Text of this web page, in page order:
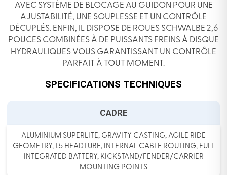
AVEC SYSTÈME DE BLOCAGE AU GUIDON POUR UNE
AJUSTABILITÉ, UNE SOUPLESSE ET UN CONTRÔLE
DÉCUPLÉS. ENFIN, IL DISPOSE DE ROUES SCHWALBE 2,6
POUCES COMBINÉES À DE PUISSANTS FREINS À DISQUE
HYDRAULIQUES VOUS GARANTISSANT UN CONTRÔLE
PARFAIT À TOUT MOMENT.
SPECIFICATIONS TECHNIQUES
CADRE
ALUMINIUM SUPERLITE, GRAVITY CASTING, AGILE RIDE
GEOMETRY, 1.5 HEADTUBE, INTERNAL CABLE ROUTING, FULL
INTEGRATED BATTERY, KICKSTAND/FENDER/CARRIER
MOUNTING POINTS